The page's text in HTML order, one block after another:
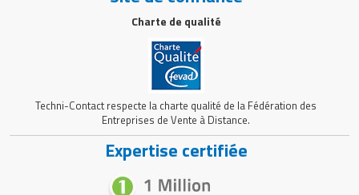
Charte de qualité
Techni-Contact respecte la charte qualité de la Fédération des
Entreprises de Vente à Distance.
Expertise certifiée